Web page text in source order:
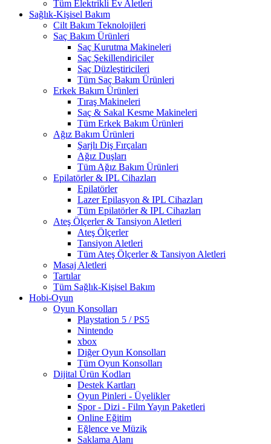
Tüm Elektrikli Ev Aletleri
Sağlık-Kişisel Bakım
Cilt Bakım Teknolojileri
Saç Bakım Ürünleri
Saç Kurutma Makineleri
Saç Şekillendiriciler
Saç Düzleştiricileri
Tüm Saç Bakım Ürünleri
Erkek Bakım Ürünleri
Tıraş Makineleri
Saç & Sakal Kesme Makineleri
Tüm Erkek Bakım Ürünleri
Ağız Bakım Ürünleri
Şarjlı Diş Fırçaları
Ağız Duşları
Tüm Ağız Bakım Ürünleri
Epilatörler & IPL Cihazları
Epilatörler
Lazer Epilasyon & IPL Cihazları
Tüm Epilatörler & IPL Cihazları
Ateş Ölçerler & Tansiyon Aletleri
Ateş Ölçerler
Tansiyon Aletleri
Tüm Ateş Ölçerler & Tansiyon Aletleri
Masaj Aletleri
Tartılar
Tüm Sağlık-Kişisel Bakım
Hobi-Oyun
Oyun Konsolları
Playstation 5 / PS5
Nintendo
xbox
Diğer Oyun Konsolları
Tüm Oyun Konsolları
Dijital Ürün Kodları
Destek Kartları
Oyun Pinleri - Üyelikler
Spor - Dizi - Film Yayın Paketleri
Online Eğitim
Eğlence ve Müzik
Saklama Alanı